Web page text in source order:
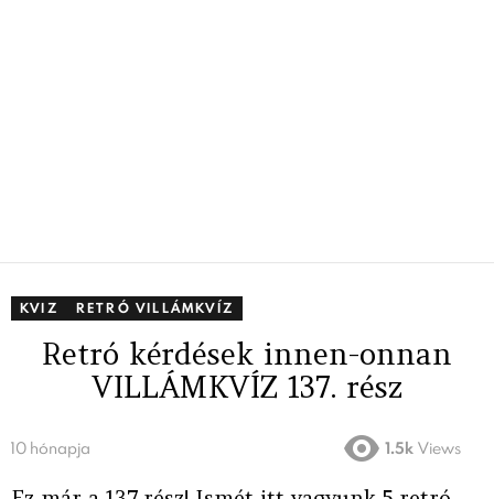
KVIZ RETRÓ VILLÁMKVÍZ
Retró kérdések innen-onnan
VILLÁMKVÍZ 137. rész
10 hónapja 1.5k Views